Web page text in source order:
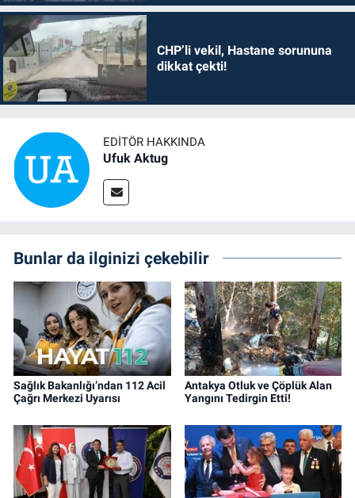
CHP’li vekil, Hastane sorununa
dikkat çekti!
EDITÖR HAKKINDA
Ufuk Aktug
Bunlar da ilginizi çekebilir
Sağlık Bakanlığı’ndan 112 Acil
Çağrı Merkezi Uyarısı
Antakya Otluk ve Çöplük Alan
Yangını Tedirgin Etti!